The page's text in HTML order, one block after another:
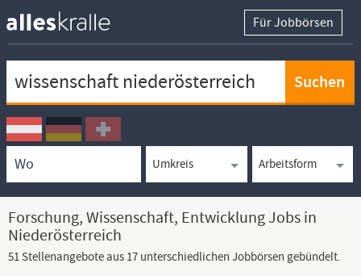
Für Jobbörsen
Ortssuche
Umkreissuche
Arbeitsform
Forschung, Wissenschaft, Entwicklung Jobs in
Niederösterreich
51 Stellenangebote aus 17 unterschiedlichen Jobbörsen gebündelt.